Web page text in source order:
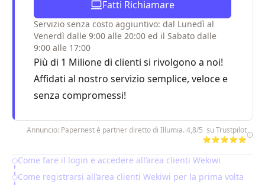
Fatti Richiamare
Servizio senza costo aggiuntivo: dal Lunedì al
Venerdì dalle 9:00 alle 20:00 ed il Sabato dalle
9:00 alle 17:00
Più di 1 Milione di clienti si rivolgono a noi!
Affidati al nostro servizio semplice, veloce e
senza compromessi!
Annuncio: Papernest è partner diretto di Illumia. 4,8/5 su Trustpilot
⭐⭐⭐⭐⭐
Table of Contents
Come fare il login e accedere all’area clienti Wekiwi
Come registrarsi all’area clienti Wekiwi per la prima volta